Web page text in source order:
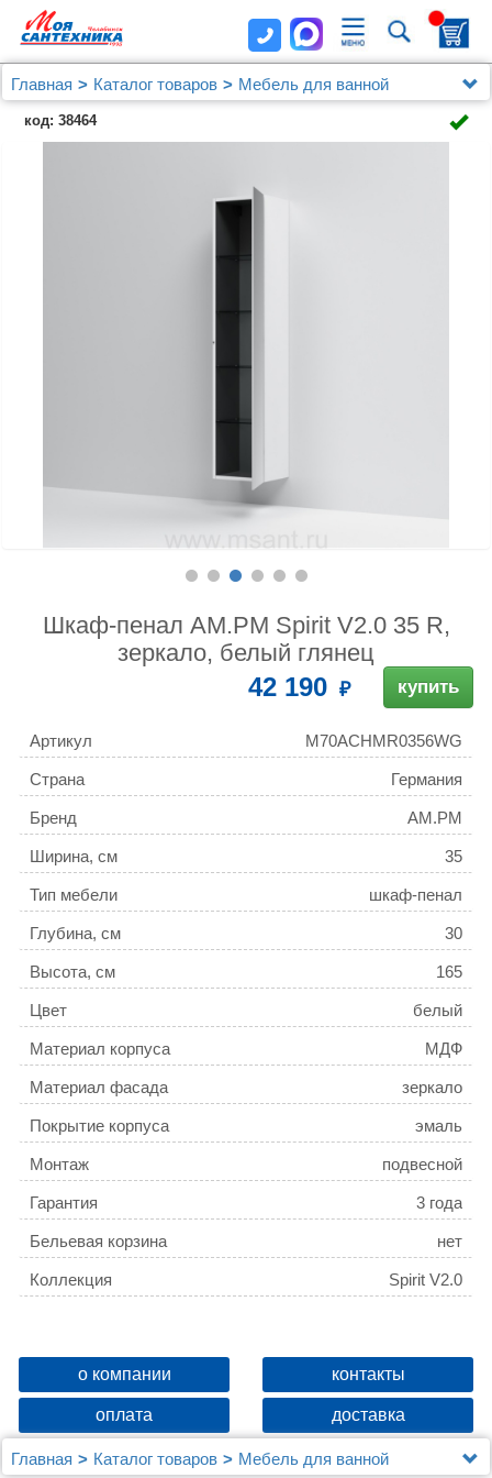
Главная Каталог товаров
Мебель для ванной
Шкафы - пеналы
Шкаф-пенал AM.PM Spirit V2.0 35 R, зеркало, белый
код: 38464
Шкаф-пенал AM.PM Spirit V2.0 35 R,
зеркало, белый глянец
42 190 купить
Артикул M70ACHMR0356WG
Страна Германия
Бренд AM.PM
Ширина, см 35
Тип мебели шкаф-пенал
Глубина, см 30
Высота, см 165
Цвет белый
Материал корпуса МДФ
Материал фасада зеркало
Покрытие корпуса эмаль
Монтаж подвесной
Гарантия 3 года
Бельевая корзина нет
Коллекция Spirit V2.0
о компании контакты
оплата доставка
Главная Каталог товаров
Мебель для ванной